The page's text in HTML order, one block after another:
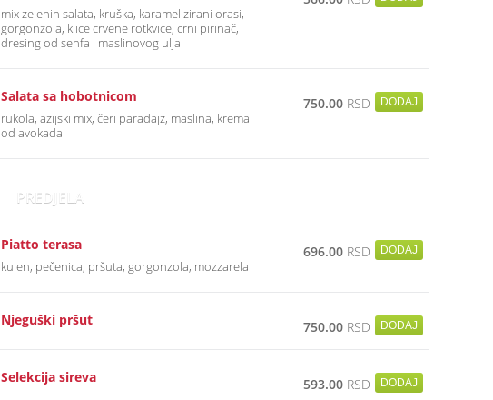
mix zelenih salata, kruška, karamelizirani orasi,
gorgonzola, klice crvene rotkvice, crni pirinač,
dresing od senfa i maslinovog ulja
Salata sa hobotnicom
rukola, azijski mix, čeri paradajz, maslina, krema
od avokada
750.00 RSD
PREDJELA
Piatto terasa
kulen, pečenica, pršuta, gorgonzola, mozzarela
696.00 RSD
Njeguški pršut 750.00 RSD
Selekcija sireva 593.00 RSD